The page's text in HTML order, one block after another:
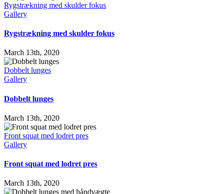
Rygstrækning med skulder fokus
Gallery
Rygstrækning med skulder fokus
March 13th, 2020
Dobbelt lunges
Gallery
Dobbelt lunges
March 13th, 2020
Front squat med lodret pres
Gallery
Front squat med lodret pres
March 13th, 2020